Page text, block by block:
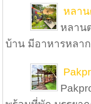
หลาน
หลาน
บ้าน มีอาหารหลา